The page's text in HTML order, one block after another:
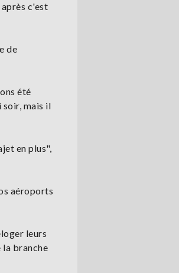
c'est
de
été
mais il
en plus",
aéroports
leurs
la branche